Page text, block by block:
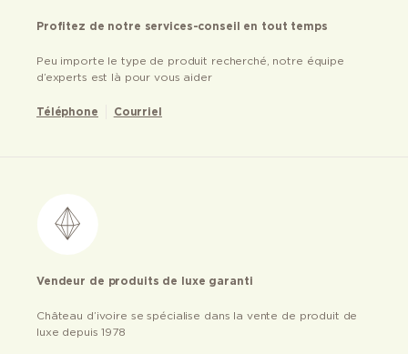
Profitez de notre services-conseil en tout temps
Peu importe le type de produit recherché, notre équipe
d’experts est là pour vous aider
Téléphone Courriel
Vendeur de produits de luxe garanti
Château d’ivoire se spécialise dans la vente de produit de
luxe depuis 1978